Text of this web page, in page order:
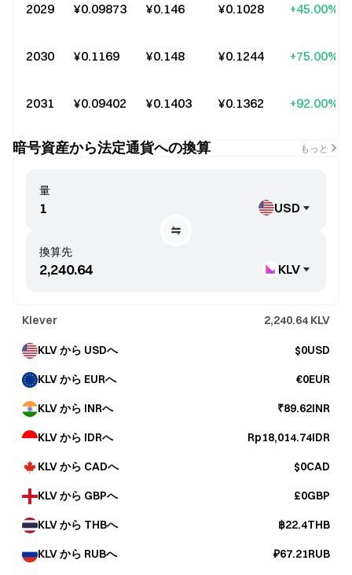
2029 ¥0.09873 ¥0.146 ¥0.1028 +45.00%
2030 ¥0.1169 ¥0.148 ¥0.1244 +75.00%
2031 ¥0.09402 ¥0.1403 ¥0.1362 +92.00%
暗号資産から法定通貨への換算 もっと
換算先
KLV
量
USD
Klever 2,240.64 KLV
KLV から USDへ $0USD
KLV から EURへ €0EUR
KLV から INRへ ₹89.62INR
KLV から IDRへ Rp18,014.74IDR
KLV から CADへ $0CAD
KLV から GBPへ £0GBP
KLV から THBへ ฿22.4THB
KLV から RUBへ ₽67.21RUB